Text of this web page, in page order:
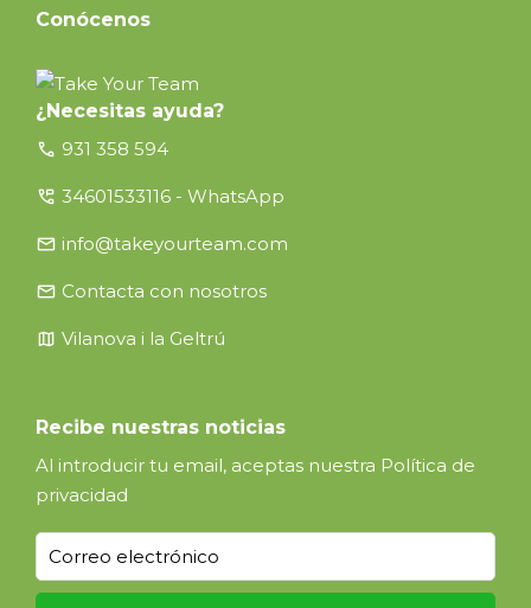
Conócenos
¿Necesitas ayuda?
call 931 358 594
perm_phone_msg 34601533116 - WhatsApp
email info@takeyourteam.com
email Contacta con nosotros
map Vilanova i la Geltrú
Recibe nuestras noticias
Al introducir tu email, aceptas nuestra Política de
privacidad